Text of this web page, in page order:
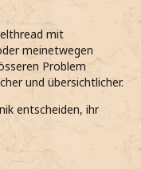
mit
meinetwegen
Problem
und übersichtlicher.
entscheiden, ihr